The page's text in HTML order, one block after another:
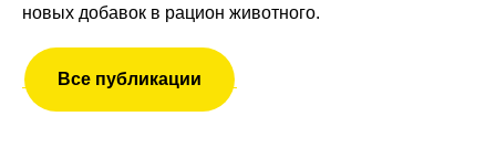
новых добавок в рацион животного.
Все публикации